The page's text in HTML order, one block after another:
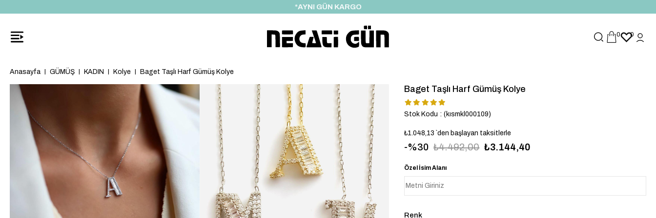
*HEDİYE PAKETİ & NOTU
0 0
Anasayfa GÜMÜŞ KADIN Kolye Baget Taşlı Harf Gümüş Kolye
Baget Taşlı Harf Gümüş Kolye
Stok Kodu (kısmkl000109)
₺1.048,13 `den başlayan taksitlerle
30 ₺4.492,00 ₺3.144,40
Özel İsim Alanı
Renk